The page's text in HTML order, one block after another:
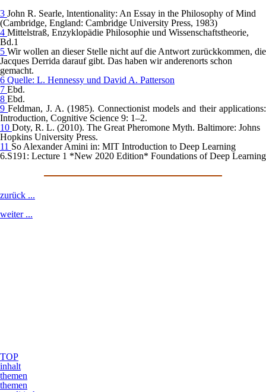
3 John R. Searle, lntentionality: An Essay in the Philosophy of Mind
(Cambridge, England: Cambridge University Press, 1983)
4 Mittelstraß, Enzyklopädie Philosophie und Wissenschaftstheorie,
Bd.1
5 Wir wollen an dieser Stelle nicht auf die Antwort zurückkommen, die
Jacques Derrida darauf gibt. Das haben wir anderenorts schon
gemacht.
6 Quelle: L. Hennessy und David A. Patterson
7 Ebd.
8 Ebd.
9Feldman, J. A. (1985). Connectionist models and their applications:
Introduction, Cognitive Science 9: 1–2.
10 Doty, R. L. (2010). The Great Pheromone Myth. Baltimore: Johns
Hopkins University Press.
11 So Alexander Amini in: MIT Introduction to Deep Learning
6.S191: Lecture 1 *New 2020 Edition* Foundations of Deep Learning
zurück ...
weiter ...
TOP
inhalt
themen
themen